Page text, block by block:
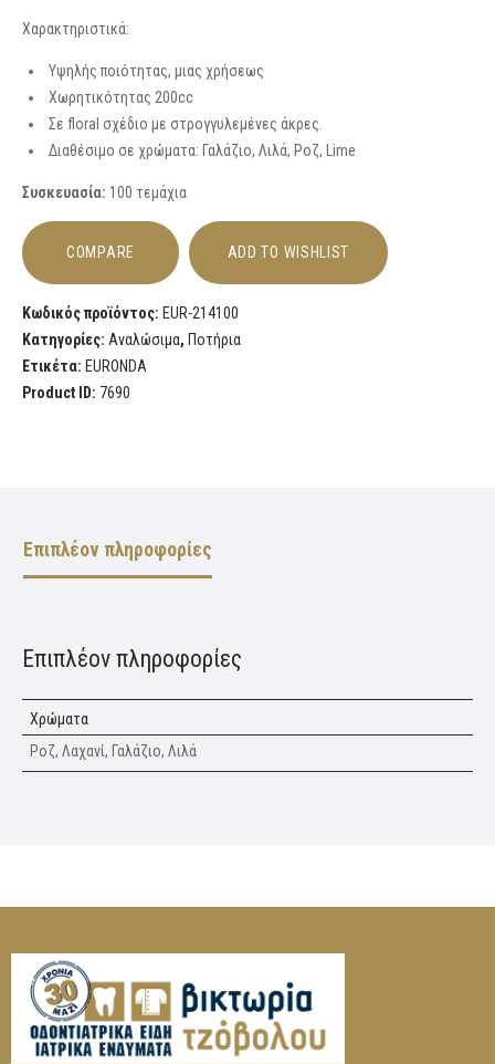
Χαρακτηριστικά:
Υψηλής ποιότητας, μιας χρήσεως
Χωρητικότητας 200cc
Σε floral σχέδιο με στρογγυλεμένες άκρες.
Διαθέσιμο σε χρώματα: Γαλάζιο, Λιλά, Ροζ, Lime
Συσκευασία: 100 τεμάχια
COMPARE ADD TO WISHLIST
Κωδικός προϊόντος: EUR-214100
Κατηγορίες: Αναλώσιμα, Ποτήρια
Ετικέτα: EURONDA
Product ID: 7690
Επιπλέον πληροφορίες
Επιπλέον πληροφορίες
Χρώματα
Ροζ, Λαχανί, Γαλάζιο, Λιλά